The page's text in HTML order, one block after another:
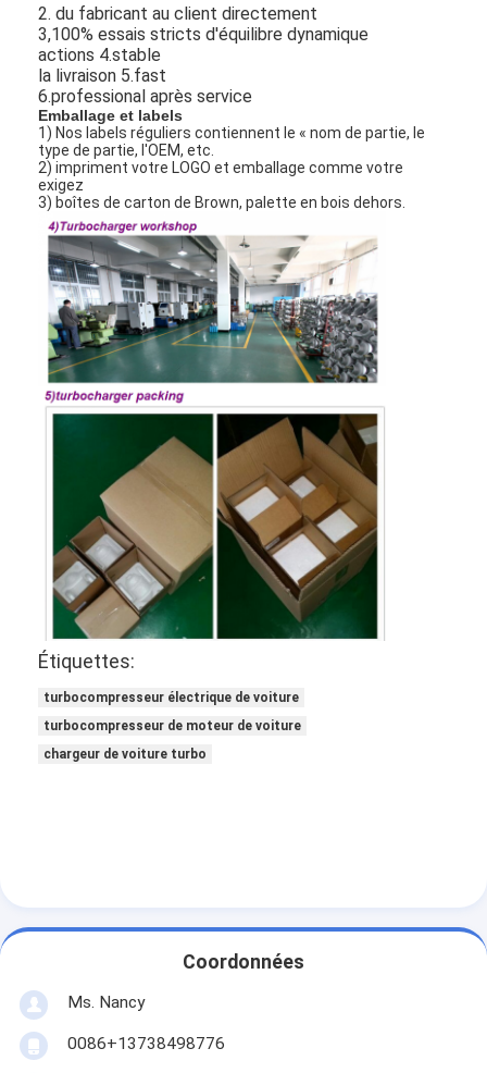
À la maison
Produits
Vidéos
Visite de l'usine
bloc-cylindres de moteur
ACCOMPLISSEZ LA CULASSE
2. du fabricant au client directement
3,100% essais stricts d'équilibre dynamique
actions 4.stable
la livraison 5.fast
6.professional après service
Emballage et labels
1) Nos labels réguliers contiennent le « nom de partie, le
type de partie, l'OEM, etc.
2) impriment votre LOGO et emballage comme votre
exigez
3) boîtes de carton de Brown, palette en bois dehors.
Étiquettes:
turbocompresseur électrique de voiture
turbocompresseur de moteur de voiture
chargeur de voiture turbo
Coordonnées
Ms. Nancy
0086+13738498776